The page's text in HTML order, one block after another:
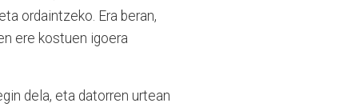
ordaintzeko. Era beran,
ere kostuen igoera
dela, eta datorren urtean